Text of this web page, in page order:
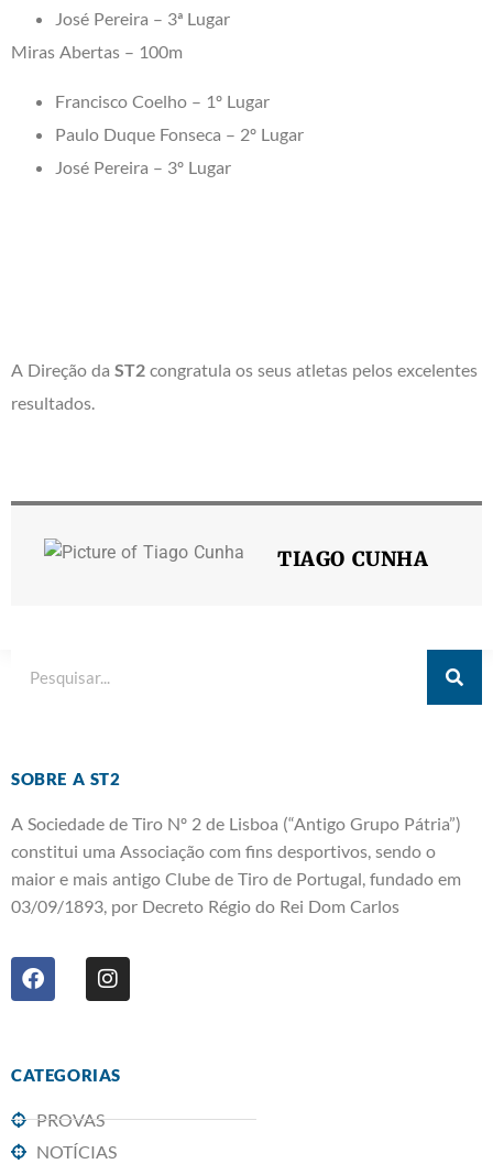
José Pereira – 3ª Lugar
Miras Abertas – 100m
Francisco Coelho – 1º Lugar
Paulo Duque Fonseca – 2º Lugar
José Pereira – 3º Lugar
A Direção da ST2 congratula os seus atletas pelos excelentes
resultados.
TIAGO CUNHA
SOBRE A ST2
A Sociedade de Tiro Nº 2 de Lisboa (“Antigo Grupo Pátria”)
constitui uma Associação com fins desportivos, sendo o
maior e mais antigo Clube de Tiro de Portugal, fundado em
03/09/1893, por Decreto Régio do Rei Dom Carlos
CATEGORIAS
PROVAS
NOTÍCIAS